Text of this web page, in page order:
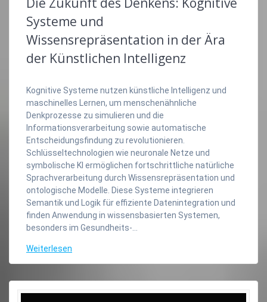
Systeme und
Wissensrepräsentation in der Ära
der Künstlichen Intelligenz
Kognitive Systeme nutzen künstliche Intelligenz und
maschinelles Lernen, um menschenähnliche
Denkprozesse zu simulieren und die
Informationsverarbeitung sowie automatische
Entscheidungsfindung zu revolutionieren.
Schlüsseltechnologien wie neuronale Netze und
symbolische KI ermöglichen fortschrittliche natürliche
Sprachverarbeitung durch Wissensrepräsentation und
ontologische Modelle. Diese Systeme integrieren
Semantik und Logik für effiziente Datenintegration und
finden Anwendung in wissensbasierten Systemen,
besonders im Gesundheits-…
Weiterlesen